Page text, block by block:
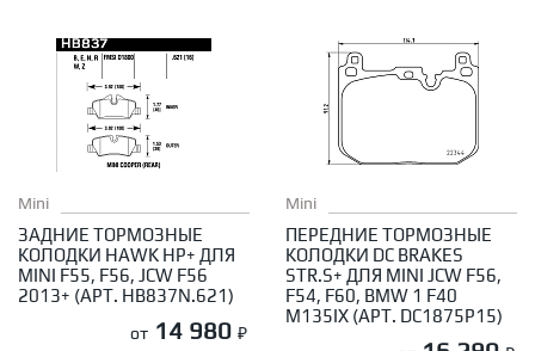
Mini
ЗАДНИЕ ТОРМОЗНЫЕ
КОЛОДКИ HAWK HP+ ДЛЯ
MINI F55, F56, JCW F56
2013+ (АРТ. HB837N.621)
от 14 980 ₽
Mini
ПЕРЕДНИЕ ТОРМОЗНЫЕ
КОЛОДКИ DC BRAKES
STR.S+ ДЛЯ MINI JCW F56,
F54, F60, BMW 1 F40
M135IX (АРТ. DC1875P15)